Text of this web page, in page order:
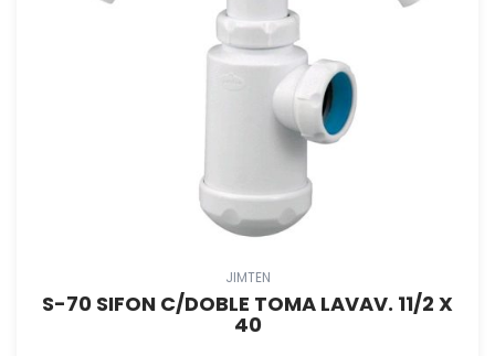
JIMTEN
S-70 SIFON C/DOBLE TOMA LAVAV. 11/2 X
40